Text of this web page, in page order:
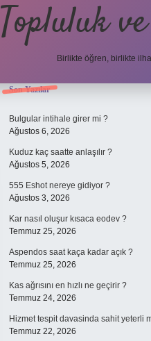
Topluluk
Birlikte öğren, birlikte
Sidebar
Son Yazılar
Bulgular intihale girer mi ?
Ağustos 6, 2026
Kuduz kaç saatte anlaşılır ?
Ağustos 5, 2026
555 Eshot nereye gidiyor ?
Ağustos 3, 2026
Kar nasıl oluşur kısaca eodev ?
Temmuz 25, 2026
Aspendos saat kaça kadar açık ?
Temmuz 25, 2026
Kas ağrısını en hızlı ne geçirir ?
Temmuz 24, 2026
Hizmet tespit davasinda sahit yeterli
Temmuz 22, 2026